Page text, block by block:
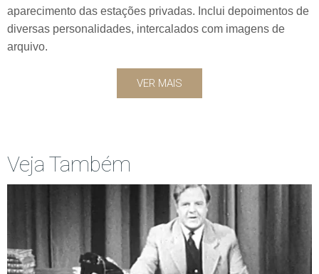
aparecimento das estações privadas. Inclui depoimentos de
diversas personalidades, intercalados com imagens de
arquivo.
VER MAIS
Veja Também